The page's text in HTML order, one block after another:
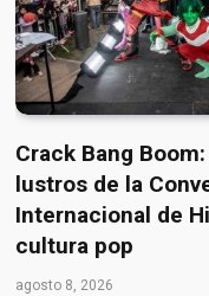
Crack Bang
lustros de la
Internacional de
cultura pop
agosto 8, 2026